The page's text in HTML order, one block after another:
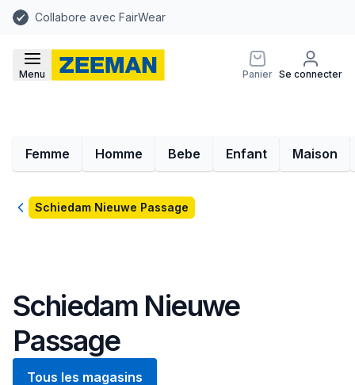
Collabore avec FairWear
Menu Panier Se connecter
Femme Homme Bebe Enfant Maison
RetourSchiedam Nieuwe Passage
Schiedam Nieuwe
Passage
Tous les magasins